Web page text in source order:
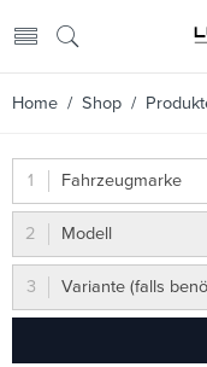
Home / Shop /
Fahrzeugmarke
Modell
Variante (falls